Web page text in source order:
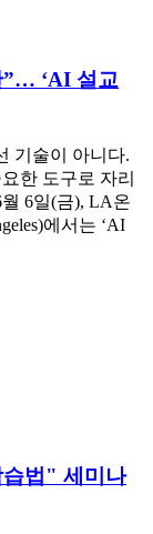
”… ‘AI 설교
기술이 아니다.
한 도구로 자리
6일(금), LA온
에서는 ‘AI
법" 세미나